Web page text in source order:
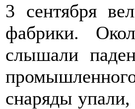
3 сентября
фабрики.
слышали
снаряды